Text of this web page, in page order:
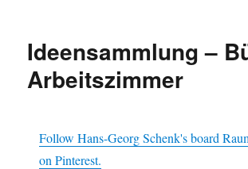
Ideensammlung –
Arbeitszimmer
Follow Hans-Georg Schenk's board
on Pinterest.